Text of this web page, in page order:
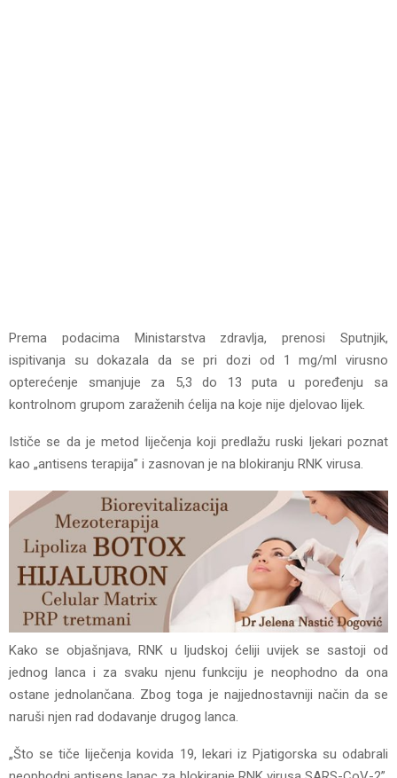
Prema podacima Ministarstva zdravlja, prenosi Sputnjik,
ispitivanja su dokazala da se pri dozi od 1 mg/ml virusno
opterećenje smanjuje za 5,3 do 13 puta u poređenju sa
kontrolnom grupom zaraženih ćelija na koje nije djelovao lijek.
Ističe se da je metod liječenja koji predlažu ruski ljekari poznat
kao „antisens terapija” i zasnovan je na blokiranju RNK virusa.
Kako se objašnjava, RNK u ljudskoj ćeliji uvijek se sastoji od
jednog lanca i za svaku njenu funkciju je neophodno da ona
ostane jednolančana. Zbog toga je najjednostavniji način da se
naruši njen rad dodavanje drugog lanca.
„Što se tiče liječenja kovida 19, lekari iz Pjatigorska su odabrali